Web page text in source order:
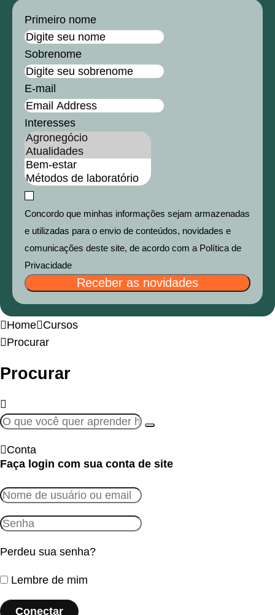
Primeiro nome
Sobrenome
E-mail
Interesses
Concordo que minhas informações sejam armazenadas
e utilizadas para o envio de conteúdos, novidades e
comunicações deste site, de acordo com a Política de
Privacidade
Receber as novidades
Home Cursos
Procurar
Procurar
Conta
Faça login com sua conta de site
Perdeu sua senha?
Lembre de mim